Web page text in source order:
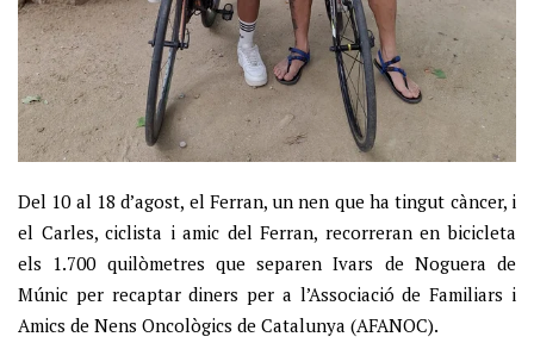
Del 10 al 18 d’agost, el Ferran, un nen que ha tingut càncer, i
el Carles, ciclista i amic del Ferran, recorreran en bicicleta
els 1.700 quilòmetres que separen Ivars de Noguera de
Múnic per recaptar diners per a l’Associació de Familiars i
Amics de Nens Oncològics de Catalunya (AFANOC).